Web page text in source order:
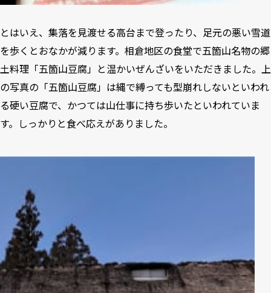
とはいえ、集落を見渡せる高台まで登ったり、足元の悪い雪道
を歩くとおなかが減ります。相倉地区の食堂で五箇山名物の郷
土料理「五箇山豆腐」と温かいぜんざいをいただきました。上
の写真の「五箇山豆腐」は縄で縛っても型崩れしないといわれ
る硬い豆腐で、かつては山仕事に持ち歩いたといわれていま
す。しっかりと食べ応えがありました。